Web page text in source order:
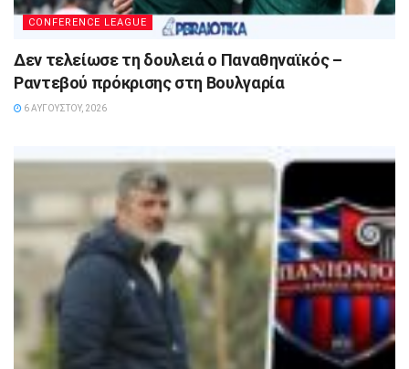
CONFERENCE LEAGUE
Δεν τελείωσε τη δουλειά ο Παναθηναϊκός –
Ραντεβού πρόκρισης στη Βουλγαρία
6 ΑΥΓΟΎΣΤΟΥ, 2026